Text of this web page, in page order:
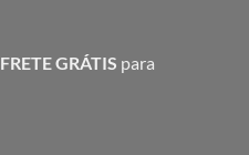
FRETE GRÁTIS para